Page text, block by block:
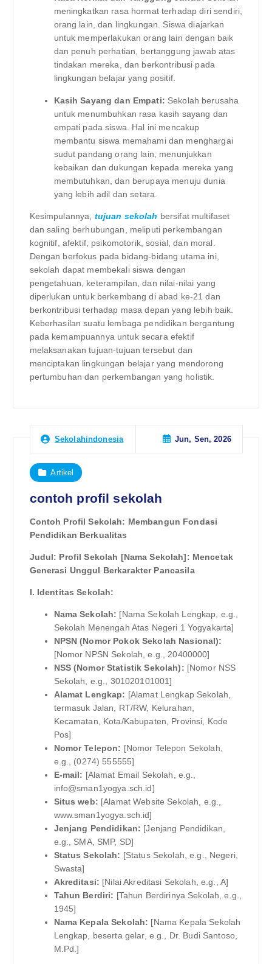
meningkatkan rasa hormat terhadap diri sendiri,
orang lain, dan lingkungan. Siswa diajarkan
untuk memperlakukan orang lain dengan baik
dan penuh perhatian, bertanggung jawab atas
tindakan mereka, dan berkontribusi pada
lingkungan belajar yang positif.
Kasih Sayang dan Empati: Sekolah berusaha
untuk menumbuhkan rasa kasih sayang dan
empati pada siswa. Hal ini mencakup
membantu siswa memahami dan menghargai
sudut pandang orang lain, menunjukkan
kebaikan dan dukungan kepada mereka yang
membutuhkan, dan berupaya menuju dunia
yang lebih adil dan setara.
Kesimpulannya, tujuan sekolah bersifat multifaset
dan saling berhubungan, meliputi perkembangan
kognitif, afektif, psikomotorik, sosial, dan moral.
Dengan berfokus pada bidang-bidang utama ini,
sekolah dapat membekali siswa dengan
pengetahuan, keterampilan, dan nilai-nilai yang
diperlukan untuk berkembang di abad ke-21 dan
berkontribusi terhadap masa depan yang lebih baik.
Keberhasilan suatu lembaga pendidikan bergantung
pada kemampuannya untuk secara efektif
melaksanakan tujuan-tujuan tersebut dan
menciptakan lingkungan belajar yang mendorong
pertumbuhan dan perkembangan yang holistik.
Sekolahindonesia Jun, Sen, 2026
Artikel
contoh profil sekolah
Contoh Profil Sekolah: Membangun Fondasi
Pendidikan Berkualitas
Judul: Profil Sekolah [Nama Sekolah]: Mencetak
Generasi Unggul Berkarakter Pancasila
I. Identitas Sekolah:
Nama Sekolah: [Nama Sekolah Lengkap, e.g.,
Sekolah Menengah Atas Negeri 1 Yogyakarta]
NPSN (Nomor Pokok Sekolah Nasional):
[Nomor NPSN Sekolah, e.g., 20400000]
NSS (Nomor Statistik Sekolah): [Nomor NSS
Sekolah, e.g., 301020101001]
Alamat Lengkap: [Alamat Lengkap Sekolah,
termasuk Jalan, RT/RW, Kelurahan,
Kecamatan, Kota/Kabupaten, Provinsi, Kode
Pos]
Nomor Telepon: [Nomor Telepon Sekolah,
e.g., (0274) 555555]
E-mail: [Alamat Email Sekolah, e.g.,
info@sman1yogya.sch.id]
Situs web: [Alamat Website Sekolah, e.g.,
www.sman1yogya.sch.id]
Jenjang Pendidikan: [Jenjang Pendidikan,
e.g., SMA, SMP, SD]
Status Sekolah: [Status Sekolah, e.g., Negeri,
Swasta]
Akreditasi: [Nilai Akreditasi Sekolah, e.g., A]
Tahun Berdiri: [Tahun Berdirinya Sekolah, e.g.,
1945]
Nama Kepala Sekolah: [Nama Kepala Sekolah
Lengkap, beserta gelar, e.g., Dr. Budi Santoso,
M.Pd.]